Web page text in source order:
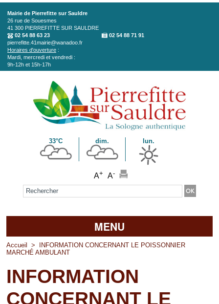
Aller au contenu principal
Mairie de Pierrefitte sur Sauldre
26 rue de Souesmes
41 300 PIERREFITTE SUR SAULDRE
02 54 88 63 23
02 54 88 71 91
pierrefitte.41mairie@wanadoo.fr
Horaires d'ouverture :
Mardi, mercredi et vendredi :
9h-12h et 15h-17h
33°C dim. lun.
A+ A-
Formulaire de recherche
MENU
Accueil
Accueil >
INFORMATION CONCERNANT LE POISSONNIER
MARCHÉ AMBULANT
INFORMATION
CONCERNANT LE